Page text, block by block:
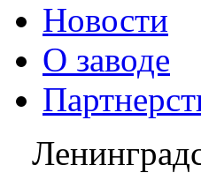
Новости
О заводе